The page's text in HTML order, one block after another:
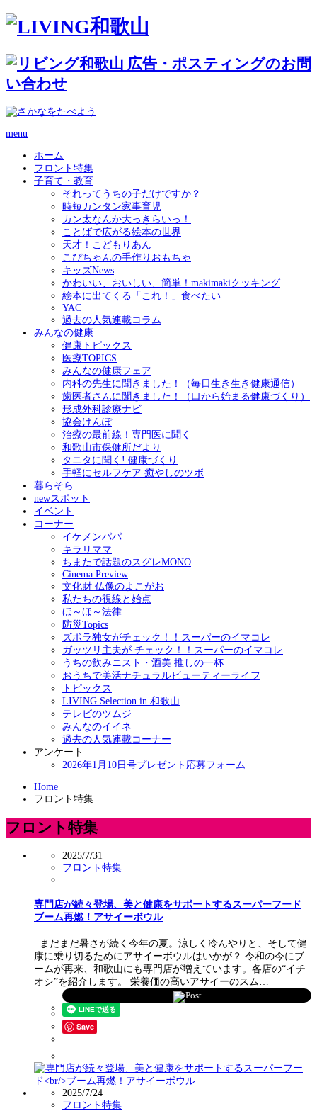
menu
ホーム
フロント特集
子育て・教育
それってうちの子だけですか？
時短カンタン家事育児
カン太なんか大っきらいっ！
ことばで広がる絵本の世界
天才！こどもりあん
こぴちゃんの手作りおもちゃ
キッズNews
かわいい、おいしい、簡単！makimakiクッキング
絵本に出てくる「これ！」食べたい
YAC
過去の人気連載コラム
みんなの健康
健康トピックス
医療TOPICS
みんなの健康フェア
内科の先生に聞きました！（毎日生き生き健康通信）
歯医者さんに聞きました！（口から始まる健康づくり）
形成外科診療ナビ
協会けんぽ
治療の最前線！専門医に聞く
和歌山市保健所だより
タニタに聞く! 健康づくり
手軽にセルフケア 癒やしのツボ
暮らそら
newスポット
イベント
コーナー
イケメンパパ
キラリママ
ちまたで話題のスグレMONO
Cinema Preview
文化財 仏像のよこがお
私たちの視線と始点
ほ～ほ～法律
防災Topics
ズボラ独女がチェック！！スーパーのイマコレ
ガッツリ主夫が チェック！！スーパーのイマコレ
うちの飲みニスト・酒美 推しの一杯
おうちで美活ナチュラルビューティーライフ
トピックス
LIVING Selection in 和歌山
テレビのツムジ
みんなのイイネ
過去の人気連載コーナー
アンケート
2026年1月10日号プレゼント応募フォーム
Home
フロント特集
フロント特集
2025/7/31
フロント特集
専門店が続々登場、美と健康をサポートするスーパーフード
ブーム再燃！アサイーボウル
まだまだ暑さが続く今年の夏。涼しく冷んやりと、そして健
康に乗り切るためにアサイーボウルはいかが？ 令和の今にブ
ームが再来、和歌山にも専門店が増えています。各店の“イチ
オシ”を紹介します。 栄養価の高いアサイーのスム…
Post
Save
2025/7/24
フロント特集